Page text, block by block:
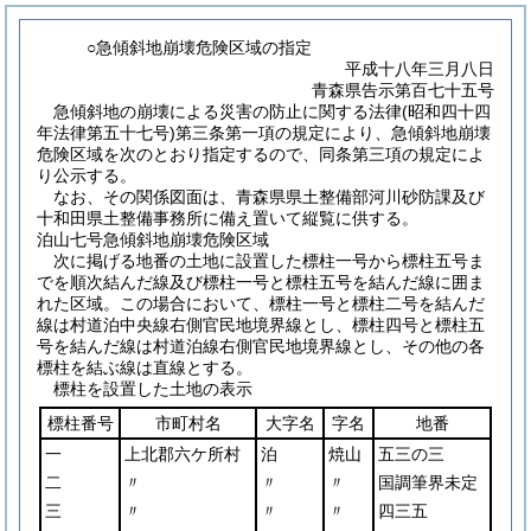
○急傾斜地崩壊危険区域の指定
平成十八年三月八日
青森県告示第百七十五号
急傾斜地の崩壊による災害の防止に関する法律(昭和四十四
年法律第五十七号)第三条第一項の規定により、急傾斜地崩壊
危険区域を次のとおり指定するので、同条第三項の規定によ
り公示する。
なお、その関係図面は、青森県県土整備部河川砂防課及び
十和田県土整備事務所に備え置いて縦覧に供する。
泊山七号急傾斜地崩壊危険区域
次に掲げる地番の土地に設置した標柱一号から標柱五号ま
でを順次結んだ線及び標柱一号と標柱五号を結んだ線に囲ま
れた区域。この場合において、標柱一号と標柱二号を結んだ
線は村道泊中央線右側官民地境界線とし、標柱四号と標柱五
号を結んだ線は村道泊線右側官民地境界線とし、その他の各
標柱を結ぶ線は直線とする。
標柱を設置した土地の表示
標柱番号
市町村名 大字名 字名
地番
一
上北郡六ケ所村 泊 焼山
五三の三
二
〃 〃 〃
国調筆界未定
三
〃 〃 〃
四三五